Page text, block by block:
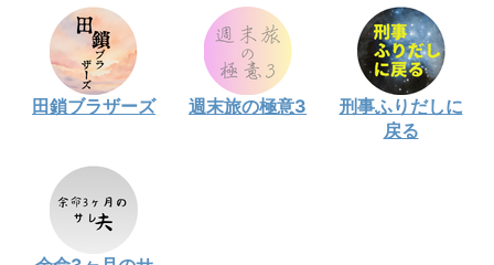
田鎖ブラザーズ 週末旅の極意3
刑事ふりだしに
戻る